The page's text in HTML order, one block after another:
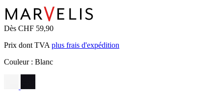
Dès CHF 59,90
Prix dont TVA plus frais d'expédition
Couleur : Blanc